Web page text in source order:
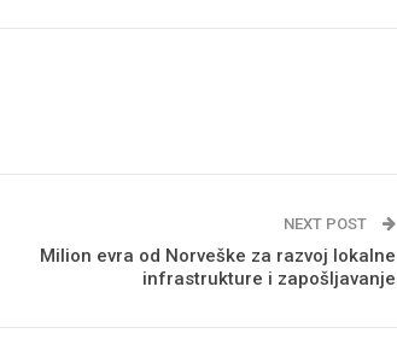
NEXT POST
Milion evra od Norveške za razvoj lokalne
infrastrukture i zapošljavanje